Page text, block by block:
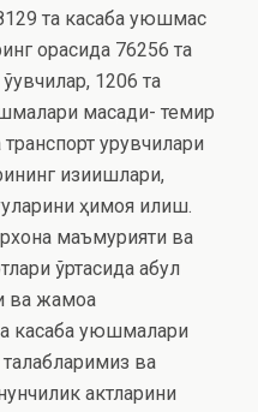
та касаба уюшмас
орасида 76256 та
1206 та
мақсади- темир
қурувчилари
қизиқишлари,
ҳимоя қилиш.
маъмурияти ва
ўртасида қабул
ва жамоа
касаба уюшмалари
талабларимиз ва
актларини